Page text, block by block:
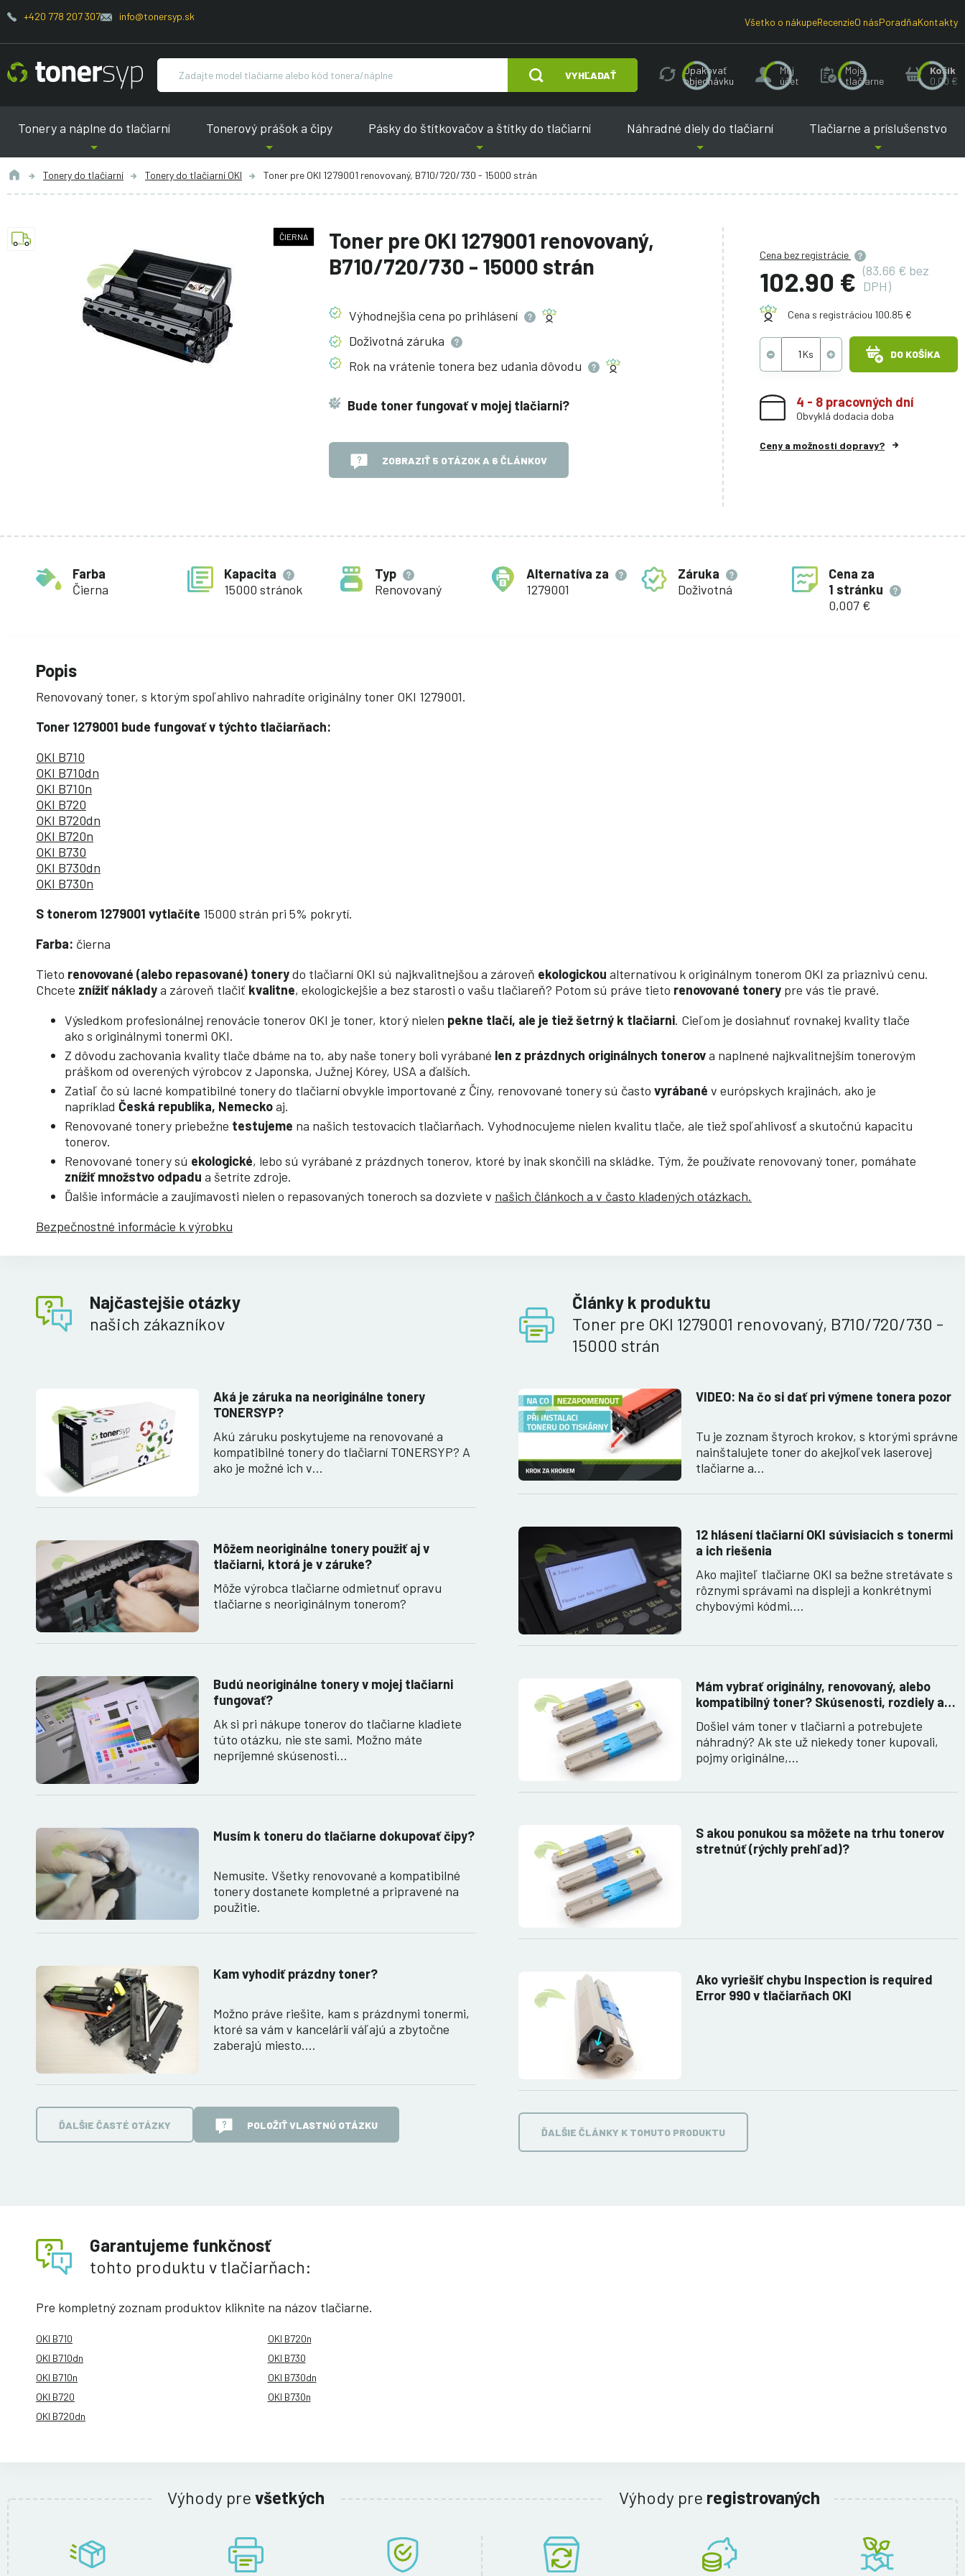
+420 778 207 307 info@tonersyp.sk Všetko o nákupeRecenzieO násPoradňaKontakty
VYHĽADAŤ
Opakovať
objednávku
Môj
účet
Moje
tlačiarne
Košík
0.00 €
Tonery a náplne do tlačiarní Tonerový prášok a čipy Pásky do štítkovačov a štítky do tlačiarní Náhradné diely do tlačiarní Tlačiarne a príslušenstvo
Tonery do tlačiarní Tonery do tlačiarní OKI Toner pre OKI 1279001 renovovaný, B710/720/730 - 15000 strán
ČIERNA
Toner pre OKI 1279001 renovovaný,
B710/720/730 - 15000 strán
Výhodnejšia cena po prihlásení
Doživotná záruka
Rok na vrátenie tonera bez udania dôvodu
Bude toner fungovať v mojej tlačiarni?
ZOBRAZIŤ 5 OTÁZOK A 6 ČLÁNKOV
Cena bez registrácie
102.90 € (83.66 € bez
DPH)
Cena s registráciou 100.85 €
DO KOŠÍKA
4 - 8 pracovných dní
Obvyklá dodacia doba
Ceny a možnosti dopravy?
Farba
Čierna
Kapacita
15000 stránok
Typ
Renovovaný
Alternatíva za
1279001
Záruka
Doživotná
Cena za
1 stránku
0,007 €
Popis
Renovovaný toner, s ktorým spoľahlivo nahradíte originálny toner OKI 1279001.
Toner 1279001 bude fungovať v týchto tlačiarňach:
OKI B710
OKI B710dn
OKI B710n
OKI B720
OKI B720dn
OKI B720n
OKI B730
OKI B730dn
OKI B730n
S tonerom 1279001 vytlačíte 15000 strán pri 5% pokrytí.
Farba: čierna
Tieto renovované (alebo repasované) tonerydo tlačiarní OKI sú najkvalitnejšou a zároveň ekologickou alternatívou k originálnym tonerom OKI za priaznivú cenu.
Chcete znížiť nákladya zároveň tlačiť kvalitne, ekologickejšie a bez starosti o vašu tlačiareň? Potom sú práve tieto renovované tonery pre vás tie pravé.
Výsledkom profesionálnej renovácie tonerov OKI je toner, ktorý nielen pekne tlačí, ale je tiež šetrný k tlačiarni. Cieľom je dosiahnuť rovnakej kvality tlače
ako s originálnymi tonermi OKI.
Z dôvodu zachovania kvality tlače dbáme na to, aby naše tonery boli vyrábané len z prázdnych originálnych tonerova naplnené najkvalitnejším tonerovým
práškom od overených výrobcov z Japonska, Južnej Kórey, USA a ďalších.
Zatiaľ čo sú lacné kompatibilné tonery do tlačiarní obvykle importované z Číny, renovované tonery sú často vyrábané v európskych krajinách, ako je
napríklad Česká republika, Nemeckoaj.
Renovované tonery priebežne testujeme na našich testovacích tlačiarňach. Vyhodnocujeme nielen kvalitu tlače, ale tiež spoľahlivosť a skutočnú kapacitu
tonerov.
Renovované tonery sú ekologické, lebo sú vyrábané z prázdnych tonerov, ktoré by inak skončili na skládke. Tým, že používate renovovaný toner, pomáhate
znížiť množstvo odpadu a šetríte zdroje.
Ďalšie informácie a zaujímavosti nielen o repasovaných toneroch sa dozviete v našich článkoch a v často kladených otázkach.
Bezpečnostné informácie k výrobku
Najčastejšie otázky
našich zákazníkov
Články k produktu
Toner pre OKI 1279001 renovovaný, B710/720/730 -
15000 strán
Aká je záruka na neoriginálne tonery
TONERSYP?
Akú záruku poskytujeme na renovované a
kompatibilné tonery do tlačiarní TONERSYP? A
ako je možné ich v…
Môžem neoriginálne tonery použiť aj v
tlačiarni, ktorá je v záruke?
Môže výrobca tlačiarne odmietnuť opravu
tlačiarne s neoriginálnym tonerom?
Budú neoriginálne tonery v mojej tlačiarni
fungovať?
Ak si pri nákupe tonerov do tlačiarne kladiete
túto otázku, nie ste sami. Možno máte
nepríjemné skúsenosti…
Musím k toneru do tlačiarne dokupovať čipy?
Nemusíte. Všetky renovované a kompatibilné
tonery dostanete kompletné a pripravené na
použitie.
Kam vyhodiť prázdny toner?
Možno práve riešite, kam s prázdnymi tonermi,
ktoré sa vám v kancelárií váľajú a zbytočne
zaberajú miesto.…
ĎALŠIE ČASTÉ OTÁZKY POLOŽIŤ VLASTNÚ OTÁZKU
VIDEO: Na čo si dať pri výmene tonera pozor
Tu je zoznam štyroch krokov, s ktorými správne
nainštalujete toner do akejkoľvek laserovej
tlačiarne a…
12 hlásení tlačiarní OKI súvisiacich s tonermi
a ich riešenia
Ako majiteľ tlačiarne OKI sa bežne stretávate s
rôznymi správami na displeji a konkrétnymi
chybovými kódmi.…
Mám vybrať originálny, renovovaný, alebo
kompatibilný toner? Skúsenosti, rozdiely a
ako ich využiť.
Došiel vám toner v tlačiarni a potrebujete
náhradný? Ak ste už niekedy toner kupovali,
pojmy originálne,…
S akou ponukou sa môžete na trhu tonerov
stretnúť (rýchly prehľad)?
Ako vyriešiť chybu Inspection is required
Error 990 v tlačiarňach OKI
ĎALŠIE ČLÁNKY K TOMUTO PRODUKTU
Garantujeme funkčnosť
tohto produktu v tlačiarňach:
Pre kompletný zoznam produktov kliknite na názov tlačiarne.
OKI B710
OKI B710dn
OKI B710n
OKI B720
OKI B720dn
OKI B720n
OKI B730
OKI B730dn
OKI B730n
Výhody pre všetkých Výhody pre registrovaných